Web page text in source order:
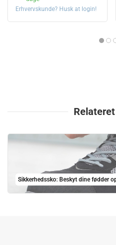
Erhvervskunde? Husk at login!
Sikkerhedssko: Beskyt dine fødder